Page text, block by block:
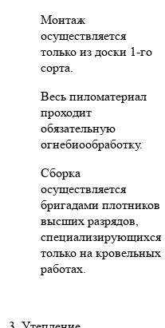
Монтаж
осуществляется
только из доски 1-го
сорта.
Весь пиломатериал
проходит
обязательную
огнебиообработку.
Сборка
осуществляется
бригадами плотников
высших разрядов,
специализирующихся
только на кровельных
работах.